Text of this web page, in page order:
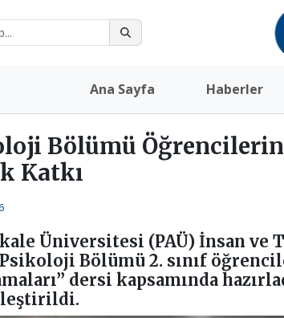
Ana Sayfa Haberler
Bölümü
Katkı
Üniversitesi (PAÜ) İnsan
Bölümü 2. sınıf
dersi kapsamında